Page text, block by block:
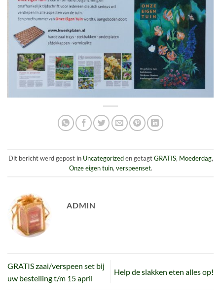
Dit bericht werd gepost in Uncategorizeden getagtGRATIS, Moederdag,
Onze eigen tuin, verspeenset.
ADMIN
GRATIS zaai/verspeen set bij
uw bestelling t/m 15 april
Help de slakken eten alles op!